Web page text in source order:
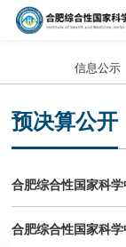
信息公示
预决算公开